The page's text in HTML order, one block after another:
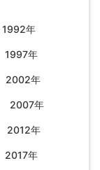
1992年
1997年
2002年
2007年
2012年
2017年